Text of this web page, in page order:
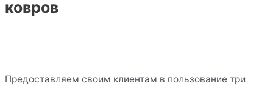
ковров
Предоставляем своим клиентам в пользование три